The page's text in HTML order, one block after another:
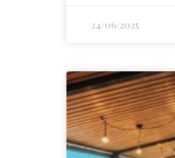
24/06/2025